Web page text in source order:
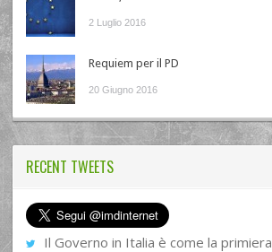
2 Luglio 2016
Requiem per il PD
20 Giugno 2016
RECENT TWEETS
Il Governo in Italia è come la primiera